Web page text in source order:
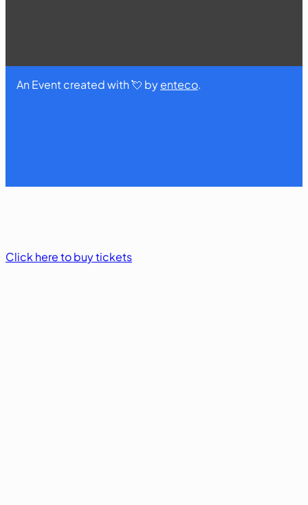
An Event created with 💘 byenteco.
Click here to buy tickets